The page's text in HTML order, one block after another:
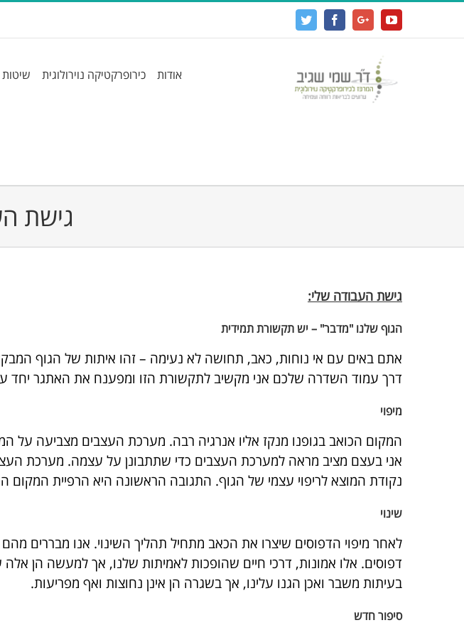
YouTube
Google+
Facebook
אודות כירופרקטיקה נוירולוגית שיטות
גישת
גישת העבודה שלי:
הגוף שלנו "מדבר" – יש תקשורת תמידית
אתם באים עם אי נוחות, כאב, תחושה לא נעימה – זהו איתות של הגוף המבקש
דרך עמוד השדרה שלכם אני מקשיב לתקשורת הזו ומפענח את האתגר יחד
מיפוי
המקום הכואב בגופנו מנקז אליו אנרגיה רבה. מערכת העצבים מצביעה על
אני בעצם מציב מראה למערכת העצבים כדי שתתבונן על עצמה. מערכת
נקודת המוצא לריפוי עצמי של הגוף. התגובה הראשונה היא הרפיית המקום
שינוי
לאחר מיפוי הדפוסים שיצרו את הכאב מתחיל תהליך השינוי. אנו מבררים
דפוסים. אלו אמונות, דרכי חיים שהופכות לאמיתות שלנו, אך למעשה הן
בעיתות משבר ואכן הגנו עלינו, אך בשגרה הן אינן נחוצות ואף מפריעות.
סיפור חדש